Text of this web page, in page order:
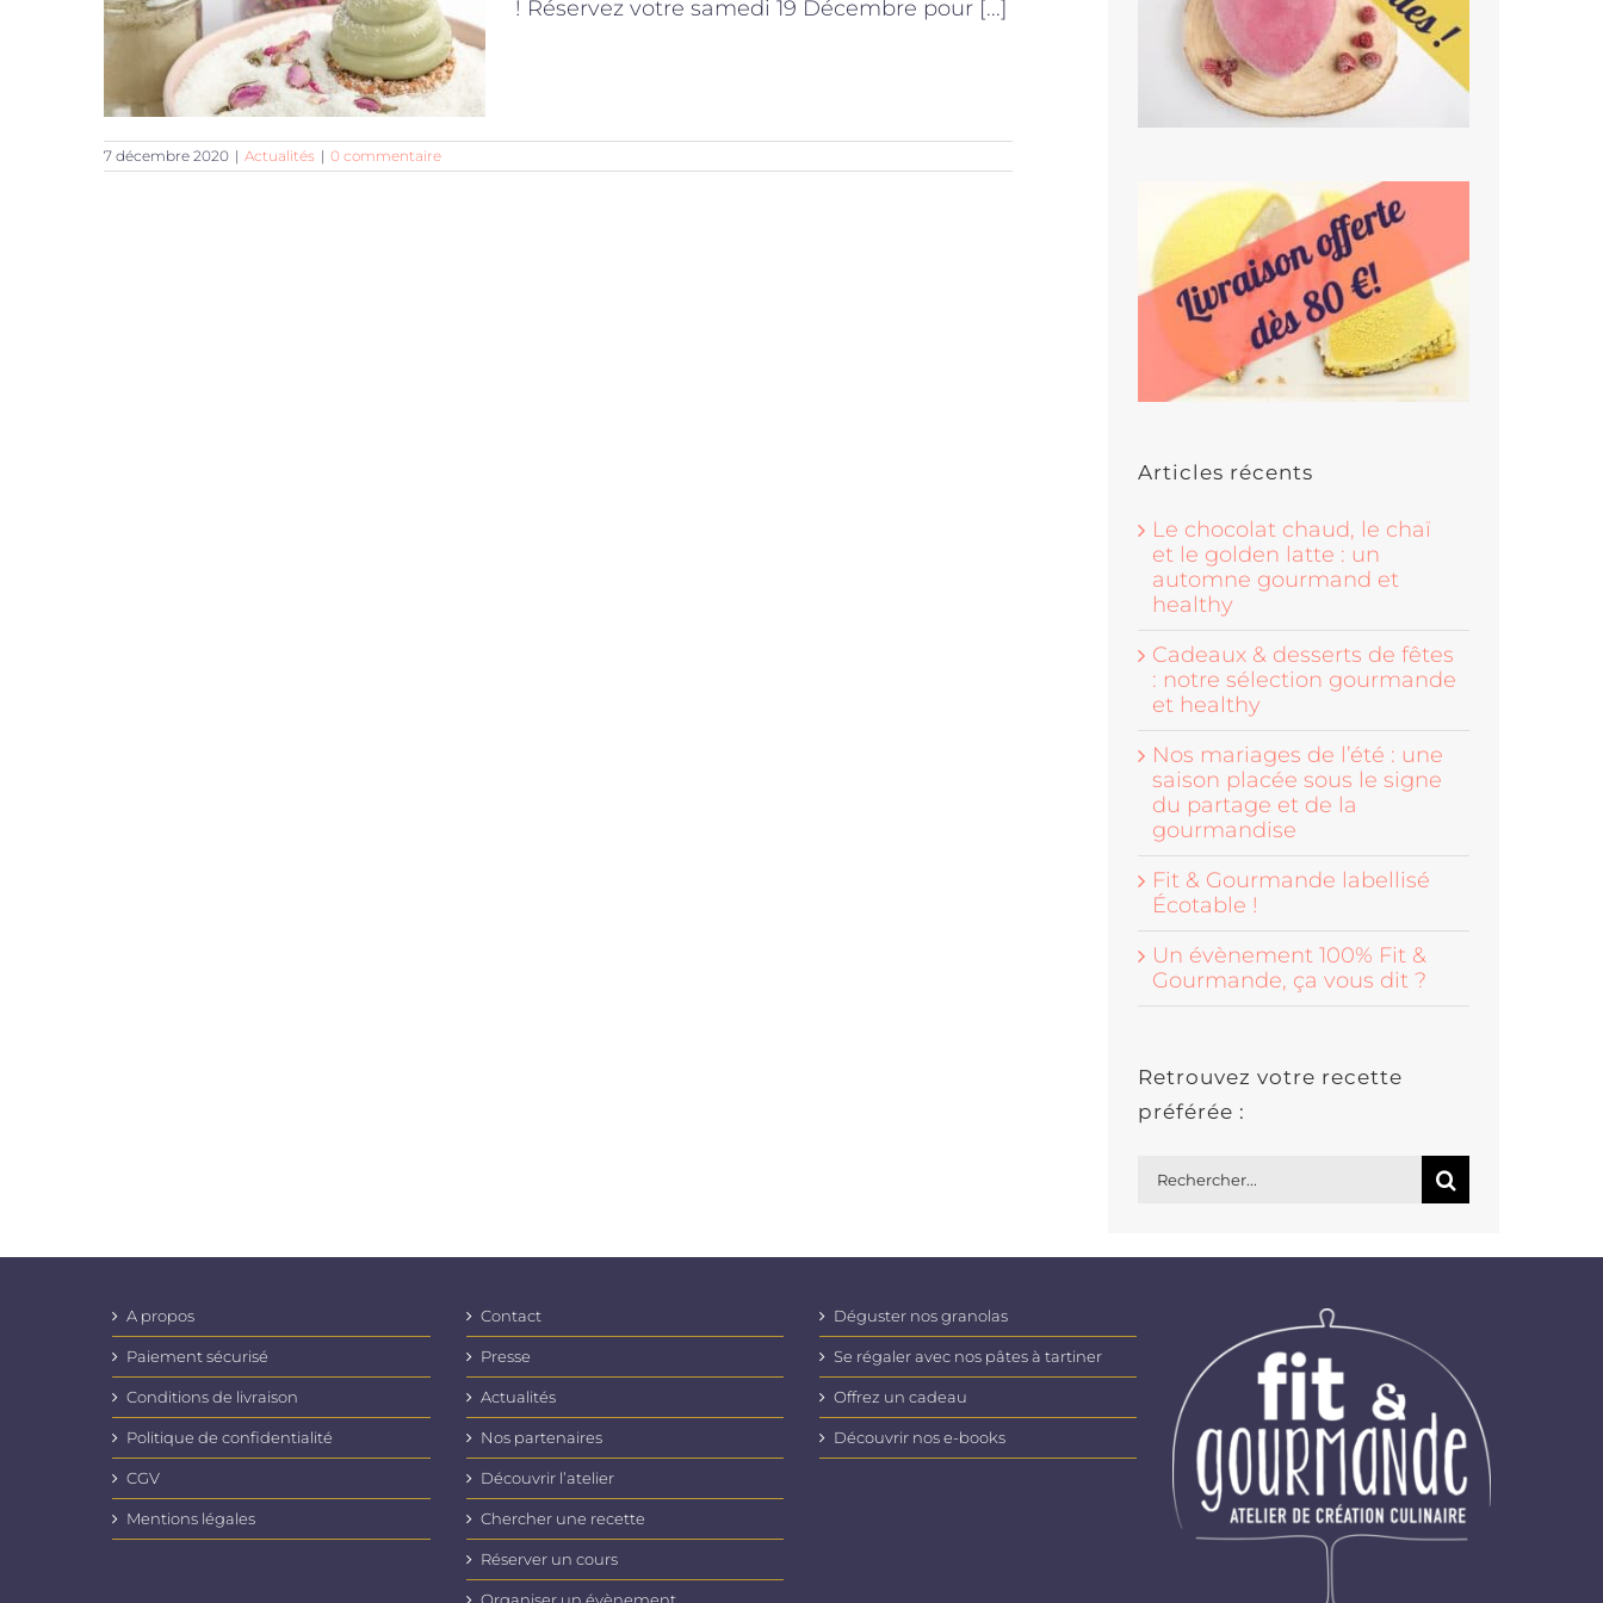
! Réservez votre samedi 19 Décembre pour [...]
7 décembre 2020 | Actualités | 0 commentaire
Articles récents
Le chocolat chaud, le chaï
et le golden latte : un
automne gourmand et
healthy
Cadeaux & desserts de fêtes
: notre sélection gourmande
et healthy
Nos mariages de l’été : une
saison placée sous le signe
du partage et de la
gourmandise
Fit & Gourmande labellisé
Écotable !
Un évènement 100% Fit &
Gourmande, ça vous dit ?
Retrouvez votre recette
préférée :
A propos
Paiement sécurisé
Conditions de livraison
Politique de confidentialité
CGV
Mentions légales
Contact
Presse
Actualités
Nos partenaires
Découvrir l’atelier
Chercher une recette
Réserver un cours
Déguster nos granolas
Se régaler avec nos pâtes à tartiner
Offrez un cadeau
Découvrir nos e-books